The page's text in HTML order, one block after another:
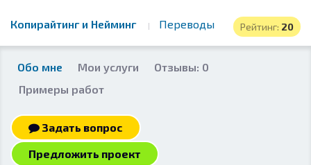
Рейтинг: 20
Копирайтинг и Нейминг Переводы
Обо мне Мои услуги
Отзывы: 0
Примеры работ
Задать вопрос
Предложить проект